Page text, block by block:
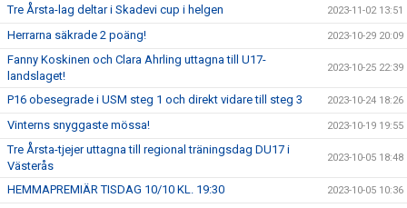
Tre Årsta-lag deltar i Skadevi cup i helgen 2023-11-02 13:51
Herrarna säkrade 2 poäng! 2023-10-29 20:09
Fanny Koskinen och Clara Ahrling uttagna till U17-
landslaget!
2023-10-25 22:39
P16 obesegrade i USM steg 1 och direkt vidare till steg 3 2023-10-24 18:26
Vinterns snyggaste mössa! 2023-10-19 19:55
Tre Årsta-tjejer uttagna till regional träningsdag DU17 i
Västerås
2023-10-05 18:48
HEMMAPREMIÄR TISDAG 10/10 KL. 19:30 2023-10-05 10:36